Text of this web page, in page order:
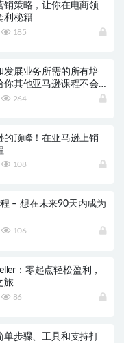
销策略，让你在电商领
利秘籍
185
发展业务所需的所有培
你其他亚马逊课程不会
264
的顶峰！在亚马逊上销
108
– 想在未来90天内成为
106
：零起点轻松盈利，
旅
86
单步骤、工具和支持打